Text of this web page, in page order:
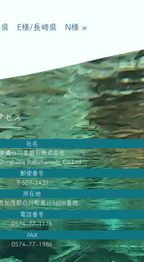
県 E様/長崎県 N様 »
セス
社名
濃白川麦飯石株式会社
Bakuhanseki Co.Ltd
郵便番号
〒509-1431
所在地
加茂郡白川町黒川5608番地
電話番号
0574-77-1176
FAX
0574-77-1986